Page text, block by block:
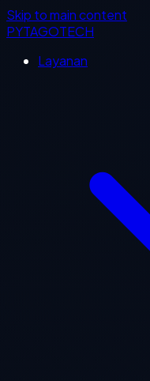
Skip to main content
PYTAGOTECH
Layanan